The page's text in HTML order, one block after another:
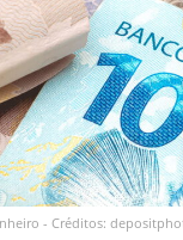
- Créditos: